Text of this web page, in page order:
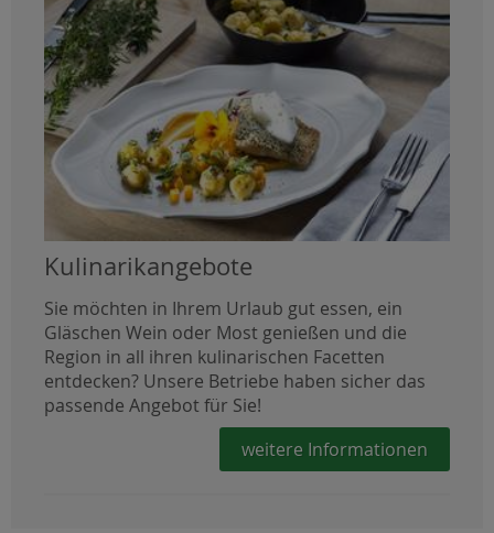
Kulinarikangebote
Sie möchten in Ihrem Urlaub gut essen, ein
Gläschen Wein oder Most genießen und die
Region in all ihren kulinarischen Facetten
entdecken? Unsere Betriebe haben sicher das
passende Angebot für Sie!
weitere Informationen